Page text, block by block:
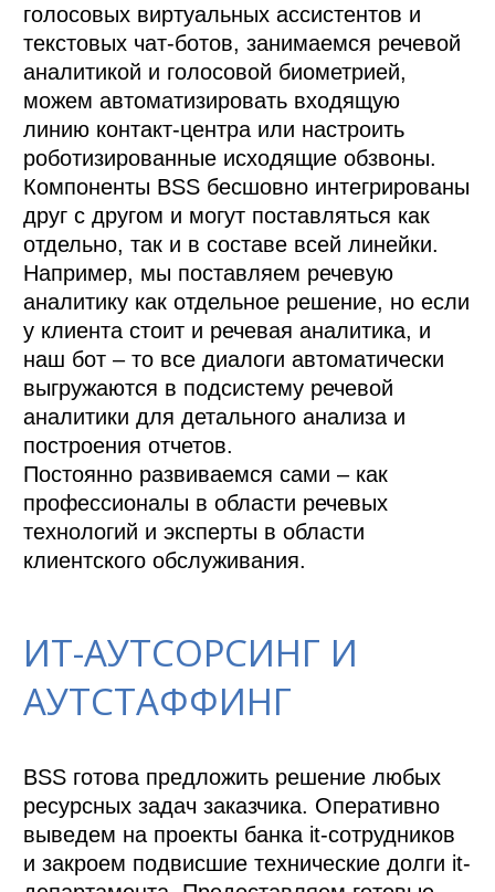
голосовых виртуальных ассистентов и
текстовых чат-ботов, занимаемся речевой
аналитикой и голосовой биометрией,
можем автоматизировать входящую
линию контакт-центра или настроить
роботизированные исходящие обзвоны.
Компоненты BSS бесшовно интегрированы
друг с другом и могут поставляться как
отдельно, так и в составе всей линейки.
Например, мы поставляем речевую
аналитику как отдельное решение, но если
у клиента стоит и речевая аналитика, и
наш бот – то все диалоги автоматически
выгружаются в подсистему речевой
аналитики для детального анализа и
построения отчетов.
Постоянно развиваемся сами – как
профессионалы в области речевых
технологий и эксперты в области
клиентского обслуживания.
ИТ-АУТСОРСИНГ И
АУТСТАФФИНГ
BSS готова предложить решение любых
ресурсных задач заказчика. Оперативно
выведем на проекты банка it-сотрудников
и закроем подвисшие технические долги it-